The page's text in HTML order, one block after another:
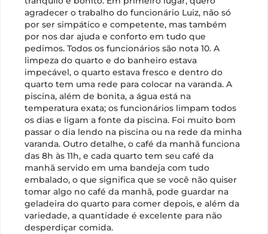
agradecer o trabalho do funcionário Luiz, não só
por ser simpático e competente, mas também
por nos dar ajuda e conforto em tudo que
pedimos. Todos os funcionários são nota 10. A
limpeza do quarto e do banheiro estava
impecável, o quarto estava fresco e dentro do
quarto tem uma rede para colocar na varanda. A
piscina, além de bonita, a água está na
temperatura exata; os funcionários limpam todos
os dias e ligam a fonte da piscina. Foi muito bom
passar o dia lendo na piscina ou na rede da minha
varanda. Outro detalhe, o café da manhã funciona
das 8h às 11h, e cada quarto tem seu café da
manhã servido em uma bandeja com tudo
embalado, o que significa que se você não quiser
tomar algo no café da manhã, pode guardar na
geladeira do quarto para comer depois, e além da
variedade, a quantidade é excelente para não
desperdiçar comida.